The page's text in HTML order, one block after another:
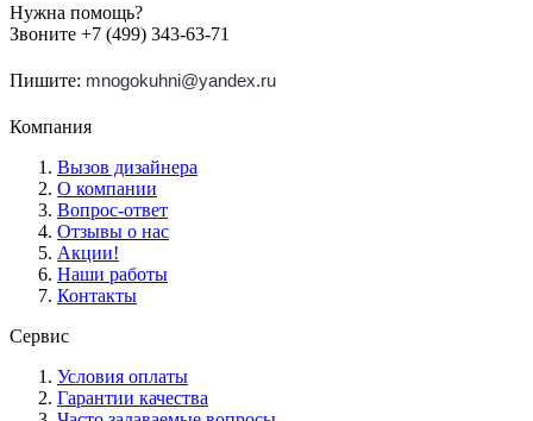
Нужна помощь?
Звоните +7 (499) 343-63-71
Пишите: mnogokuhni@yandex.ru
Компания
Вызов дизайнера
О компании
Вопрос-ответ
Отзывы о нас
Акции!
Наши работы
Контакты
Сервис
Условия оплаты
Гарантии качества